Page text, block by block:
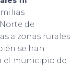
de
a zonas rurales
se han
el municipio de